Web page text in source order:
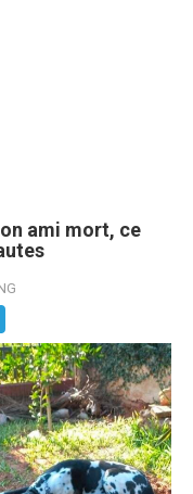
ami mort, ce